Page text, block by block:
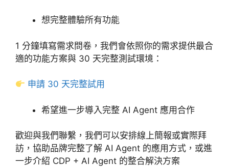
想完整體驗所有功能
1 分鐘填寫需求問卷，我們會依照你的需求提供最合
適的功能方案與 30 天完整測試環境：
申請 30 天完整試用
希望進一步導入完整 AI Agent 應用合作
歡迎與我們聯繫，我們可以安排線上簡報或實際拜
訪，協助品牌完整了解 AI Agent 的應用方式，或進
一步介紹 CDP + AI Agent 的整合解決方案